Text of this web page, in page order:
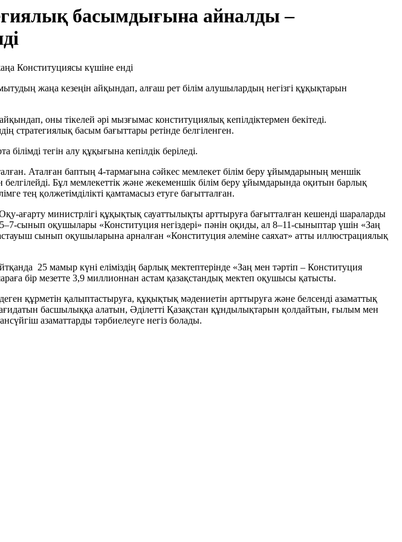
басымдығына айналды –
жаңа кезеңін айқындап, алғаш рет білім алушылардың негізгі құқықтарын
оны тікелей әрі мызғымас конституциялық кепілдіктермен бекітеді.
стратегиялық басым бағыттары ретінде белгіленген.
тегін алу құқығына кепілдік беріледі.
Аталған баптың 4-тармағына сәйкес мемлекет білім беру ұйымдарының меншік
Бұл мемлекеттік және жекеменшік білім беру ұйымдарында оқитын барлық
тең қолжетімділікті қамтамасыз етуге бағытталған.
ағарту министрлігі құқықтық сауаттылықты арттыруға бағытталған кешенді шараларды
сынып оқушылары «Конституция негіздері» пәнін оқиды, ал 8–11-сыныптар үшін «Заң
сынып оқушыларына арналған «Конституция әлеміне саяхат» атты иллюстрациялық
25 мамыр күні еліміздің барлық мектептерінде «Заң мен тәртіп – Конституция
бір мезетте 3,9 миллионнан астам қазақстандық мектеп оқушысы қатысты.
құрметін қалыптастыруға, құқықтық мәдениетін арттыруға және белсенді азаматтық
басшылыққа алатын, Әділетті Қазақстан құндылықтарын қолдайтын, ғылым мен
азаматтарды тәрбиелеуге негіз болады.